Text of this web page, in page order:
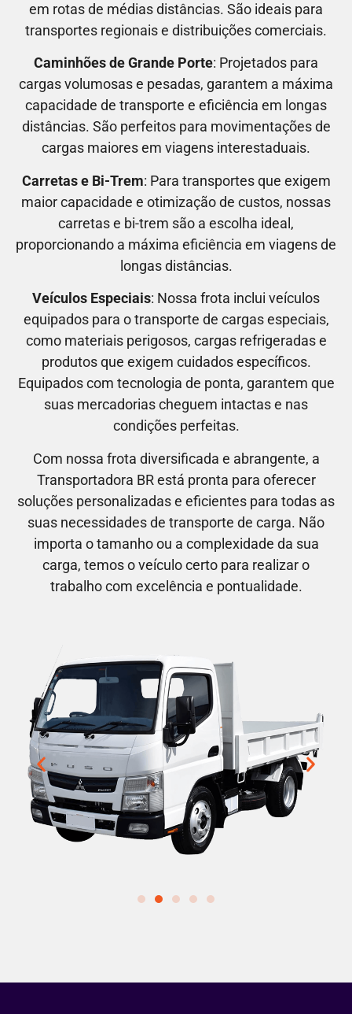
em rotas de médias distâncias. São ideais para
transportes regionais e distribuições comerciais.
Caminhões de Grande Porte: Projetados para
cargas volumosas e pesadas, garantem a máxima
capacidade de transporte e eficiência em longas
distâncias. São perfeitos para movimentações de
cargas maiores em viagens interestaduais.
Carretas e Bi-Trem: Para transportes que exigem
maior capacidade e otimização de custos, nossas
carretas e bi-trem são a escolha ideal,
proporcionando a máxima eficiência em viagens de
longas distâncias.
Veículos Especiais: Nossa frota inclui veículos
equipados para o transporte de cargas especiais,
como materiais perigosos, cargas refrigeradas e
produtos que exigem cuidados específicos.
Equipados com tecnologia de ponta, garantem que
suas mercadorias cheguem intactas e nas
condições perfeitas.
Com nossa frota diversificada e abrangente, a
Transportadora BR está pronta para oferecer
soluções personalizadas e eficientes para todas as
suas necessidades de transporte de carga. Não
importa o tamanho ou a complexidade da sua
carga, temos o veículo certo para realizar o
trabalho com excelência e pontualidade.